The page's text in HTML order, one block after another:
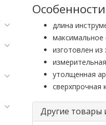
длина
изготовлен из
утолщенная
сверхпрочная
Другие товары